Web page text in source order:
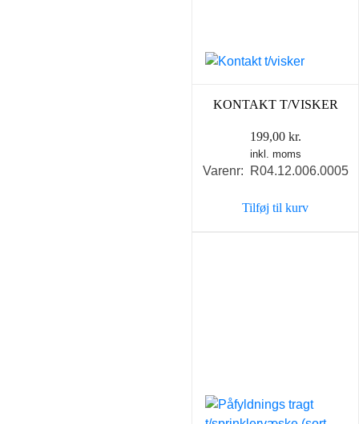
KONTAKT T/VISKER
199,00 kr.
inkl. moms
Varenr: R04.12.006.0005
Tilføj til kurv